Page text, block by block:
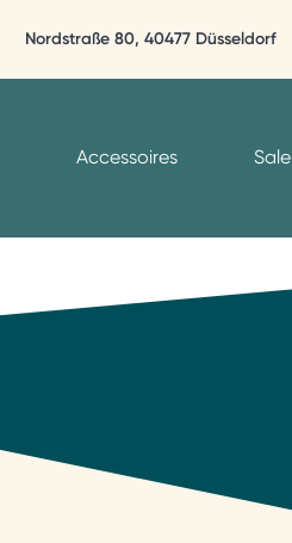
Nordstraße 80, 40477 Düsseldorf
Accessoires Sale